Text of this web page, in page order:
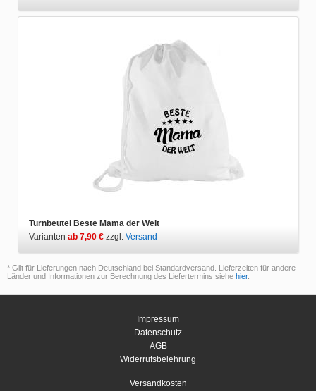
Turnbeutel Beste Mama der Welt
Varianten ab 7,90 € zzgl. Versand
* Gilt für Lieferungen nach Deutschland bei Standardversand. Lieferzeiten für andere
Länder und Informationen zur Berechnung des Liefertermins siehe hier.
Impressum
Datenschutz
AGB
Widerrufsbelehrung
Versandkosten